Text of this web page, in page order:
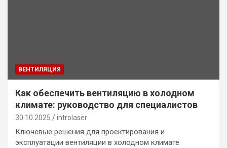
ВЕНТИЛЯЦИЯ
Как обеспечить вентиляцию в холодном
климате: руководство для специалистов
30.10.2025 introlaser
Ключевые решения для проектирования и
эксплуатации вентиляции в холодном климате